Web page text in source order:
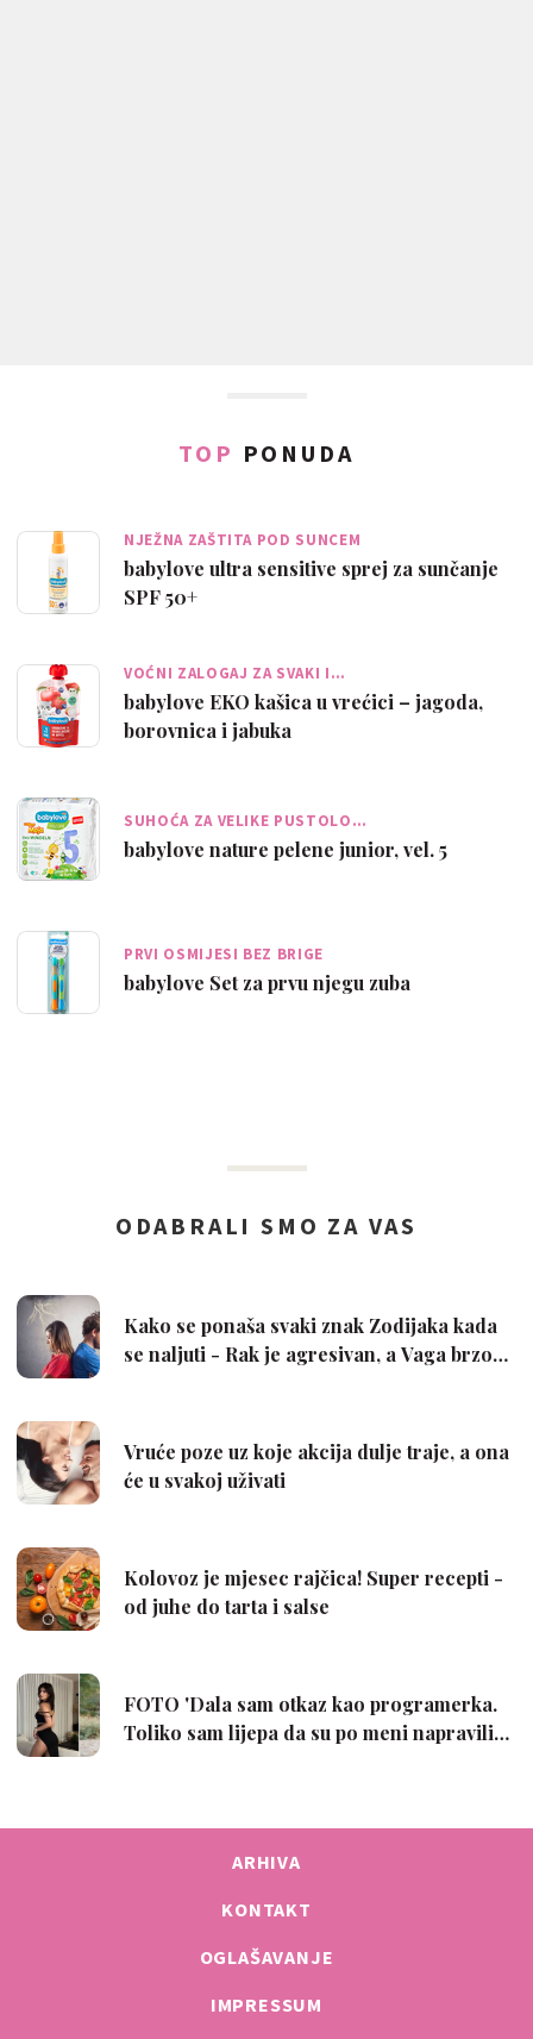
TOP PONUDA
NJEŽNA ZAŠTITA POD SUNCEM
babylove ultra sensitive sprej za sunčanje
SPF 50+
VOĆNI ZALOGAJ ZA SVAKI I…
babylove EKO kašica u vrećici – jagoda,
borovnica i jabuka
SUHOĆA ZA VELIKE PUSTOLO…
babylove nature pelene junior, vel. 5
PRVI OSMIJESI BEZ BRIGE
babylove Set za prvu njegu zuba
ARHIVA
KONTAKT
OGLAŠAVANJE
IMPRESSUM